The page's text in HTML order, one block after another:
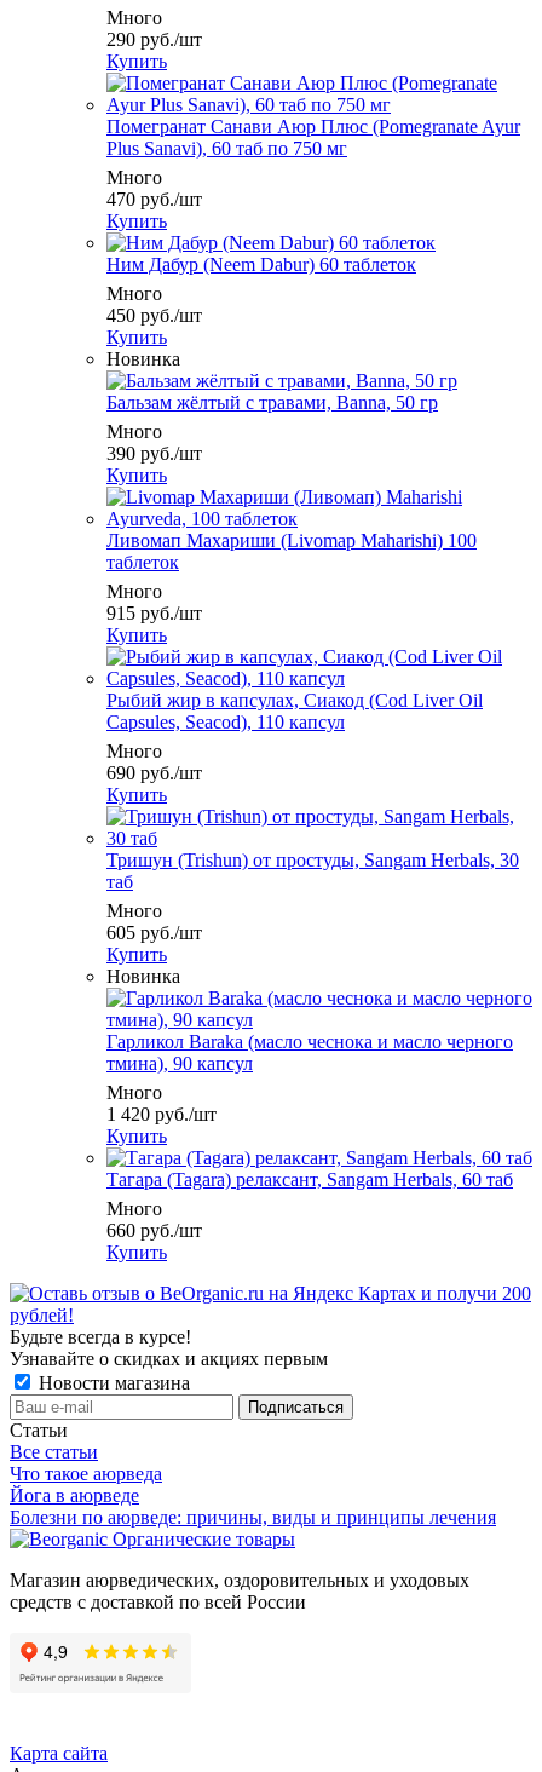
Много
290 руб./шт
Купить
Помегранат Санави Аюр Плюс (Pomegranate Ayur
Plus Sanavi), 60 таб по 750 мг
Много
470 руб./шт
Купить
Ним Дабур (Neem Dabur) 60 таблеток
Много
450 руб./шт
Купить
Новинка
Бальзам жёлтый с травами, Banna, 50 гр
Много
390 руб./шт
Купить
Ливомап Махариши (Livomap Maharishi) 100
таблеток
Много
915 руб./шт
Купить
Рыбий жир в капсулах, Сиакод (Cod Liver Oil
Сapsules, Seacod), 110 капсул
Много
690 руб./шт
Купить
Тришун (Trishun) от простуды, Sangam Herbals, 30
таб
Много
605 руб./шт
Купить
Новинка
Гарликол Baraka (масло чеснока и масло черного
тмина), 90 капсул
Много
1 420 руб./шт
Купить
Тагара (Tagara) релаксант, Sangam Herbals, 60 таб
Много
660 руб./шт
Купить
Будьте всегда в курсе!
Узнавайте о скидках и акциях первым
Новости магазина
Статьи
Все статьи
Что такое аюрведа
Йога в аюрведе
Болезни по аюрведе: причины, виды и принципы лечения
Органические товары
Магазин аюрведических, оздоровительных и уходовых
средств с доставкой по всей России
Карта сайта